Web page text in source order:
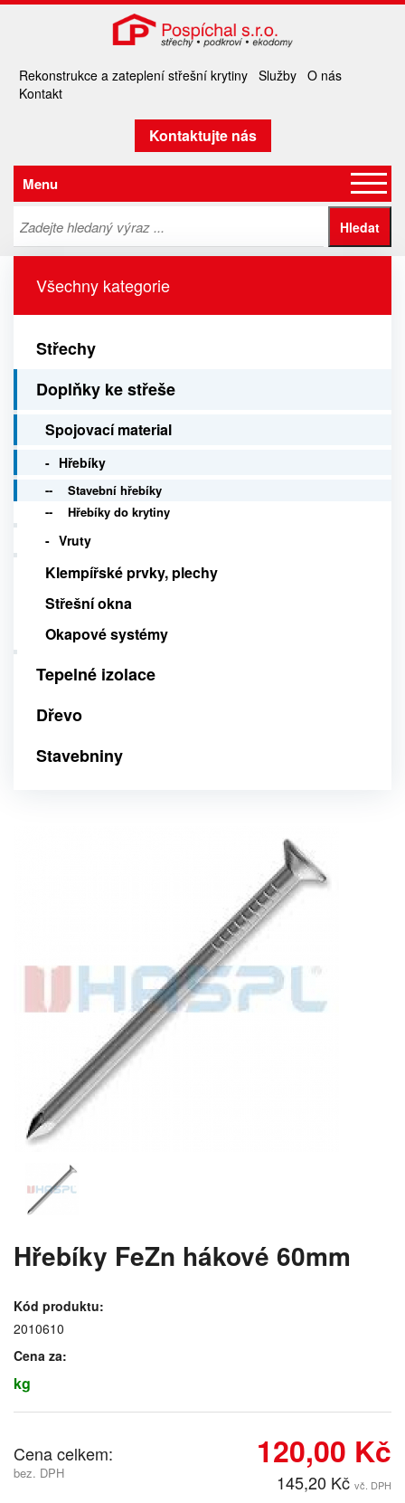
Rekonstrukce a zateplení střešní krytiny Služby O nás
Kontakt
Kontaktujte nás
Menu
Všechny kategorie
Střechy
Doplňky ke střeše
Spojovací material
Hřebíky
Stavební hřebíky
Hřebíky do krytiny
Vruty
Klempířské prvky, plechy
Střešní okna
Okapové systémy
Tepelné izolace
Dřevo
Stavebniny
Hřebíky FeZn hákové 60mm
Kód produktu:
2010610
Cena za:
kg
Cena celkem:
bez. DPH
120,00 Kč
145,20 Kč vč. DPH